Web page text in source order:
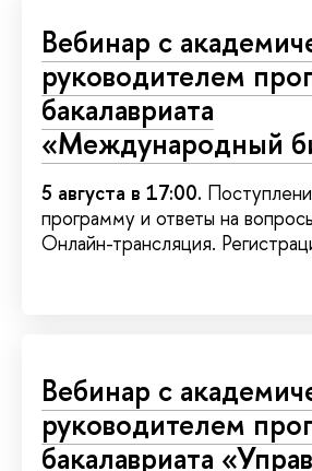
Вебинар с
руководителем
бакалавриата
«Международный
5 августа в 17:00.
программу и ответы на
Онлайн-трансляция.
Вебинар с
руководителем
бакалавриата